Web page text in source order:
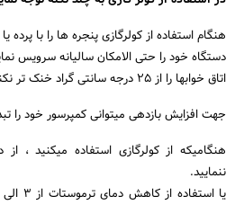
هنگام استفاده از کولرگازی پنجره ها را با پرده
دستگاه خود را حتی الامکان سالیانه سرویس
اتاق خوابها را از 25 درجه سانتی گراد خنک تر نکنید.
جهت افزایش بازدهی میتوانی کمپرسور خود را
هنگامیکه از کولرگازی استفاده میکنید ، از
ننمایید.